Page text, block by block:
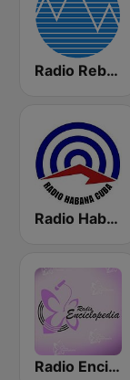
Radio Rebelde FM
Radio Habana Cuba
Radio Enciclopedia